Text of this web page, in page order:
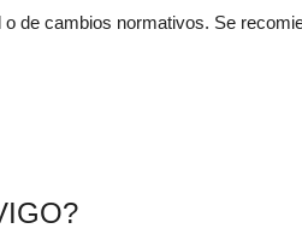
de cambios normativos. Se